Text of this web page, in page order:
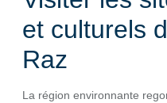
et culturels
Raz
La région environnante